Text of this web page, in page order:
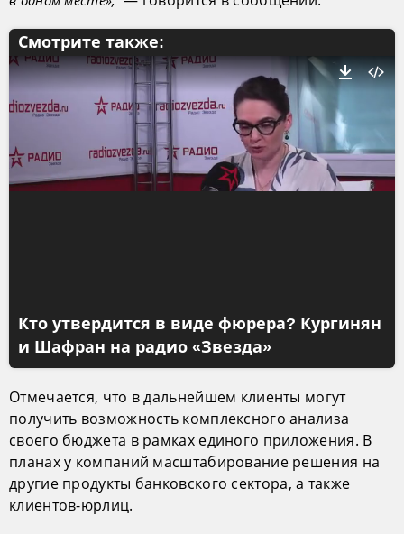
Смотрите также:
Кто утвердится в виде фюрера? Кургинян
и Шафран на радио «Звезда»
Отмечается, что в дальнейшем клиенты могут
получить возможность комплексного анализа
своего бюджета в рамках единого приложения. В
планах у компаний масштабирование решения на
другие продукты банковского сектора, а также
клиентов-юрлиц.